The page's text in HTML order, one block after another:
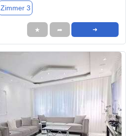
Zimmer 3
★ ➦ ➜